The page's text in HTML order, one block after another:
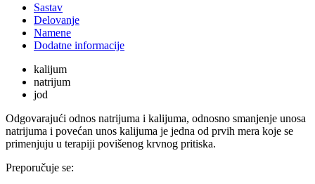
Sastav
Delovanje
Namene
Dodatne informacije
kalijum
natrijum
jod
Odgovarajući odnos natrijuma i kalijuma, odnosno smanjenje unosa
natrijuma i povećan unos kalijuma je jedna od prvih mera koje se
primenjuju u terapiji povišenog krvnog pritiska.
Preporučuje se: